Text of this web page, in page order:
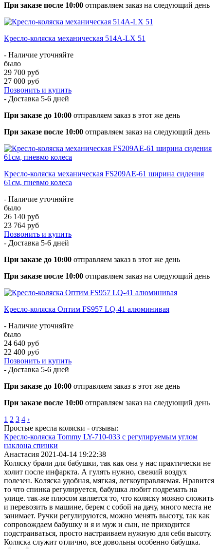
При заказе после 10:00 отправляем заказ на следующий день
Кресло-коляска механическая 514A-LX 51
- Наличие уточняйте
было
29 700 руб
27 000 руб
Позвонить и купить
- Доставка 5-6 дней
При заказе до 10:00 отправляем заказ в этот же день
При заказе после 10:00 отправляем заказ на следующий день
Кресло-коляска механическая FS209АЕ-61 ширина сидения
61см, пневмо колеса
- Наличие уточняйте
было
26 140 руб
23 764 руб
Позвонить и купить
- Доставка 5-6 дней
При заказе до 10:00 отправляем заказ в этот же день
При заказе после 10:00 отправляем заказ на следующий день
Кресло-коляска Оптим FS957 LQ-41 алюминивая
- Наличие уточняйте
было
24 640 руб
22 400 руб
Позвонить и купить
- Доставка 5-6 дней
При заказе до 10:00 отправляем заказ в этот же день
При заказе после 10:00 отправляем заказ на следующий день
1 2 3 4 ›
Простые кресла коляски - отзывы:
Кресло-коляска Tommy LY-710-033 с регулируемым углом
наклона спинки
Анастасия 2021-04-14 19:22:38
Коляску брали для бабушки, так как она у нас практически не
холит после инфаркта. А гулять нужно, свежий воздух
полезен. Коляска удобная, мягкая, легкоуправляемая. Нравится
то что спинка регулируется, бабушка любит подремать на
улице. так-же плюсом является то, что коляску можно сложить
и перевозить в машине, берем с собой на дачу, много места не
занимает. Ручки регулируются, можно менять высоту, так как
сопровождаем бабушку и я и муж и сын, не приходится
подстраиваться, просто настраиваем нужную для себя высоту.
Коляска служит отлично, все довольны особенно бабушка.